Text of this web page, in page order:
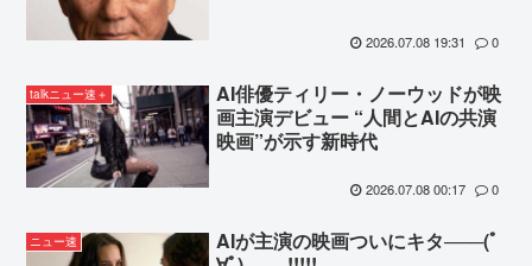
2026.07.08 19:31 0
talkニュー速＋
AI俳優ティリー・ノーウッドが映
画主演デビュー “人間とAIの共演
映画”が示す新時代
2026.07.08 00:17 0
ニュー速
AIが主演の映画ついにキタ───(ﾟ